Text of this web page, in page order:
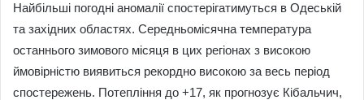
Найбільші погодні аномалії спостерігатимуться в Одеській
та західних областях. Середньомісячна температура
останнього зимового місяця в цих регіонах з високою
ймовірністю виявиться рекордно високою за весь період
спостережень. Потепління до +17, як прогнозує Кібальчич,